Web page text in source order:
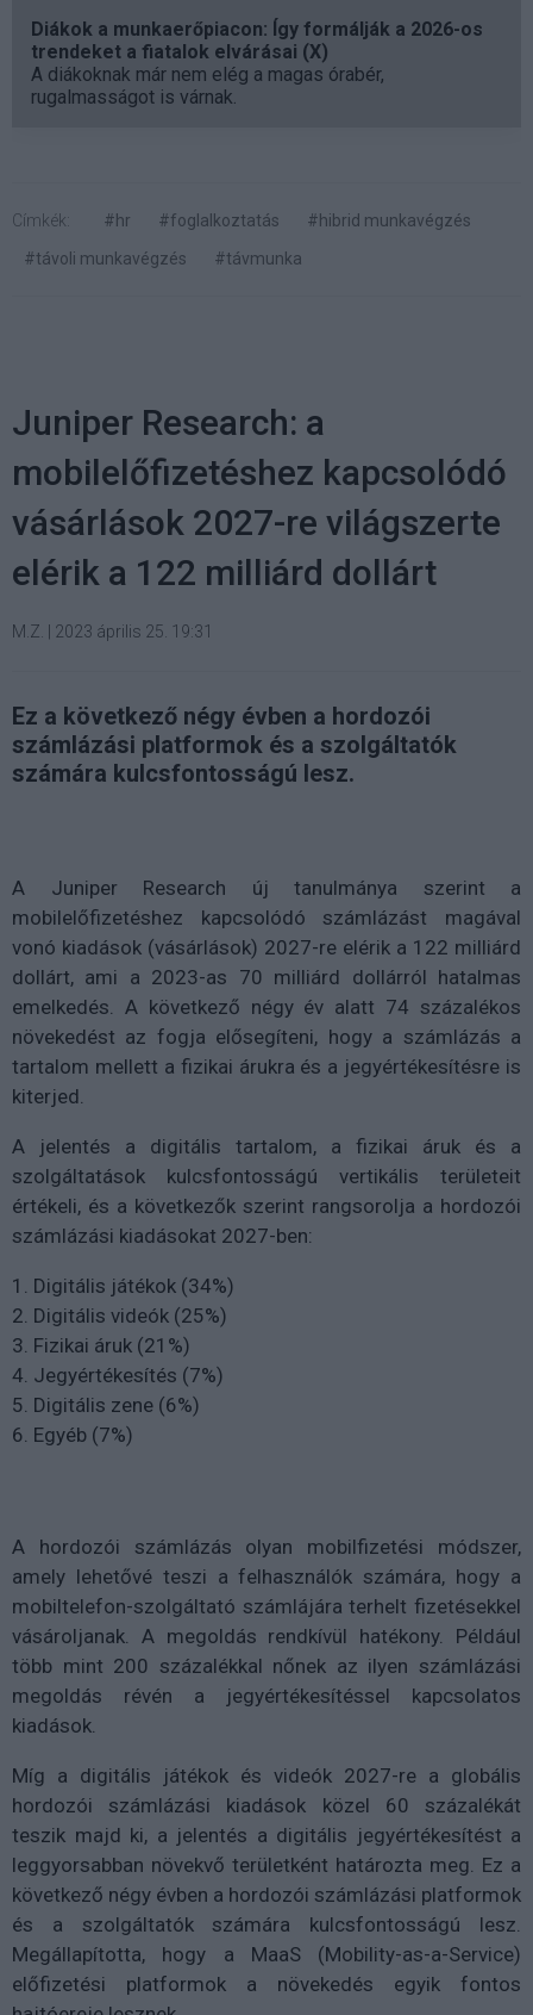
Diákok a munkaerőpiacon: Így formálják a 2026-os
trendeket a fiatalok elvárásai (X)
A diákoknak már nem elég a magas órabér,
rugalmasságot is várnak.
Címkék: #hr #foglalkoztatás
#hibrid munkavégzés
#távoli munkavégzés
#távmunka
Juniper Research: a
mobilelőfizetéshez kapcsolódó
vásárlások 2027-re világszerte
elérik a 122 milliárd dollárt
M.Z. 2023 április 25. 19:31
Ez a következő négy évben a hordozói
számlázási platformok és a szolgáltatók
számára kulcsfontosságú lesz.
A Juniper Research új tanulmánya szerint a
mobilelőfizetéshez kapcsolódó számlázást magával
vonó kiadások (vásárlások) 2027-re elérik a 122 milliárd
dollárt, ami a 2023-as 70 milliárd dollárról hatalmas
emelkedés. A következő négy év alatt 74 százalékos
növekedést az fogja elősegíteni, hogy a számlázás a
tartalom mellett a fizikai árukra és a jegyértékesítésre is
kiterjed.
A jelentés a digitális tartalom, a fizikai áruk és a
szolgáltatások kulcsfontosságú vertikális területeit
értékeli, és a következők szerint rangsorolja a hordozói
számlázási kiadásokat 2027-ben:
1. Digitális játékok (34%)
2. Digitális videók (25%)
3. Fizikai áruk (21%)
4. Jegyértékesítés (7%)
5. Digitális zene (6%)
6. Egyéb (7%)
A hordozói számlázás olyan mobilfizetési módszer,
amely lehetővé teszi a felhasználók számára, hogy a
mobiltelefon-szolgáltató számlájára terhelt fizetésekkel
vásároljanak. A megoldás rendkívül hatékony. Például
több mint 200 százalékkal nőnek az ilyen számlázási
megoldás révén a jegyértékesítéssel kapcsolatos
kiadások.
Míg a digitális játékok és videók 2027-re a globális
hordozói számlázási kiadások közel 60 százalékát
teszik majd ki, a jelentés a digitális jegyértékesítést a
leggyorsabban növekvő területként határozta meg. Ez a
következő négy évben a hordozói számlázási platformok
és a szolgáltatók számára kulcsfontosságú lesz.
Megállapította, hogy a MaaS (Mobility-as-a-Service)
előfizetési platformok a növekedés egyik fontos